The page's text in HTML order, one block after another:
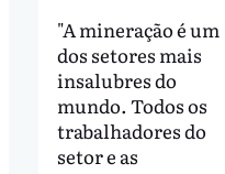
"A mineração é um
dos setores mais
insalubres do
mundo. Todos os
trabalhadores do
setor e as